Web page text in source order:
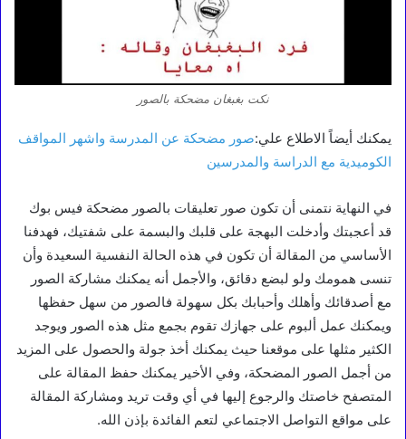
نكت بغبغان مضحكة بالصور
يمكنك أيضاً الاطلاع علي:صور مضحكة عن المدرسة واشهر المواقف
الكوميدية مع الدراسة والمدرسين
في النهاية نتمنى أن تكون صور تعليقات بالصور مضحكة فيس بوك
قد أعجبتك وأدخلت البهجة على قلبك والبسمة على شفتيك، فهدفنا
الأساسي من المقالة أن تكون في هذه الحالة النفسية السعيدة وأن
تنسى همومك ولو لبضع دقائق، والأجمل أنه يمكنك مشاركة الصور
مع أصدقائك وأهلك وأحبابك بكل سهولة فالصور من سهل حفظها
ويمكنك عمل ألبوم على جهازك تقوم بجمع مثل هذه الصور ويوجد
الكثير مثلها على موقعنا حيث يمكنك أخذ جولة والحصول على المزيد
من أجمل الصور المضحكة، وفي الأخير يمكنك حفظ المقالة على
المتصفح خاصتك والرجوع إليها في أي وقت تريد ومشاركة المقالة
على مواقع التواصل الاجتماعي لتعم الفائدة بإذن الله.